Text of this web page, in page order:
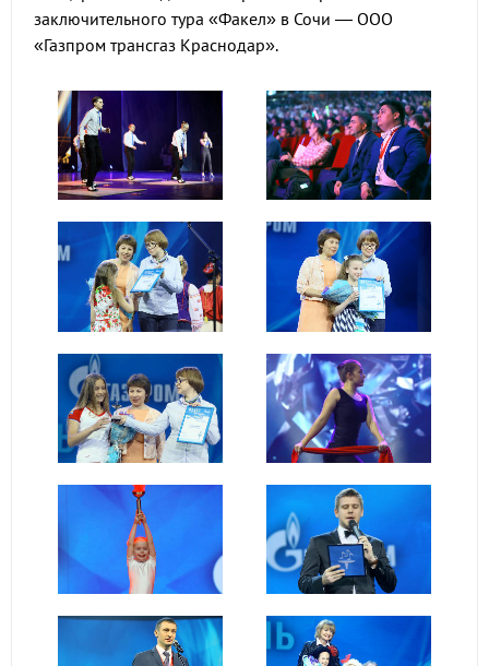
заключительного тура «Факел» в Сочи — ООО
«Газпром трансгаз Краснодар».